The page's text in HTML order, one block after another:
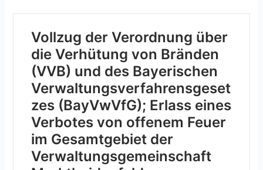
Vollzug der Verordnung über
die Verhütung von Bränden
(VVB) und des Bayerischen
Verwaltungsverfahrensgeset
zes (BayVwVfG); Erlass eines
Verbotes von offenem Feuer
im Gesamtgebiet der
Verwaltungsgemeinschaft